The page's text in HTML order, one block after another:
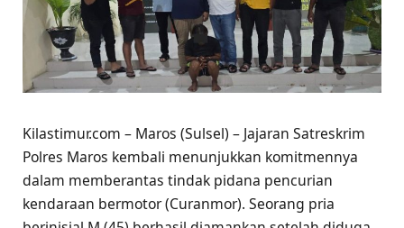
Kilastimur.com – Maros (Sulsel) – Jajaran Satreskrim
Polres Maros kembali menunjukkan komitmennya
dalam memberantas tindak pidana pencurian
kendaraan bermotor (Curanmor). Seorang pria